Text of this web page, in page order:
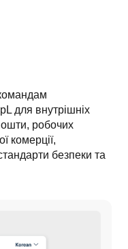
для внутрішніх
робочих
комерції,
безпеки та